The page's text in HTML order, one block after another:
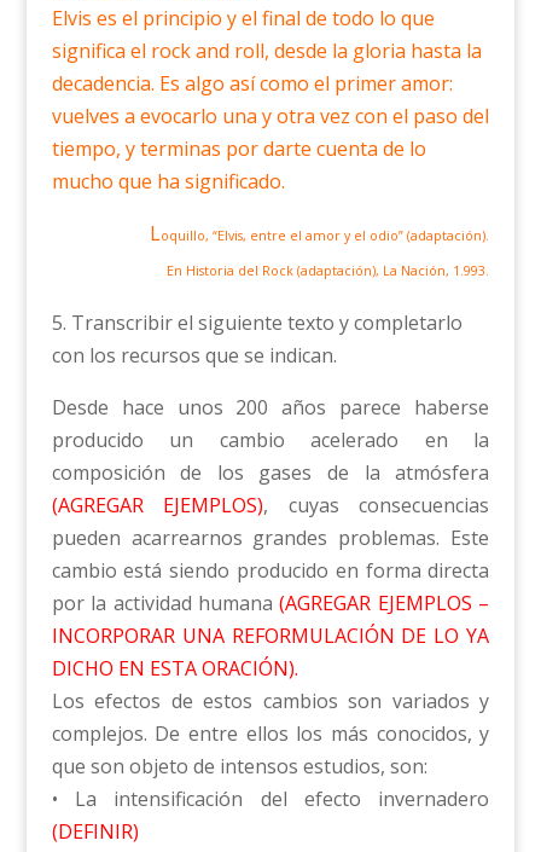
Elvis es el principio y el final de todo lo que
significa el rock and roll, desde la gloria hasta la
decadencia. Es algo así como el primer amor:
vuelves a evocarlo una y otra vez con el paso del
tiempo, y terminas por darte cuenta de lo
mucho que ha significado.
Loquillo, “Elvis, entre el amor y el odio” (adaptación).
En Historia del Rock (adaptación), La Nación, 1.993.
5. Transcribir el siguiente texto y completarlo
con los recursos que se indican.
Desde hace unos 200 años parece haberse
producido un cambio acelerado en la
composición de los gases de la atmósfera
(AGREGAR EJEMPLOS), cuyas consecuencias
pueden acarrearnos grandes problemas. Este
cambio está siendo producido en forma directa
por la actividad humana(AGREGAR EJEMPLOS –
INCORPORAR UNA REFORMULACIÓN DE LO YA
DICHO EN ESTA ORACIÓN).
Los efectos de estos cambios son variados y
complejos. De entre ellos los más conocidos, y
que son objeto de intensos estudios, son:
• La intensificación del efecto invernadero
(DEFINIR)